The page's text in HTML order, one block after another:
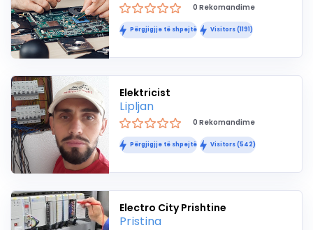
0 Rekomandime
Përgjigjje të shpejtë Visitors (1191)
Elektricist
Lipljan
0 Rekomandime
Përgjigjje të shpejtë Visitors (542)
Electro City Prishtine
Pristina